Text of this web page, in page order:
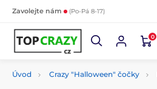
Zavolejte nám (Po-Pá 8-17)
0
Úvod Crazy "Halloween" čočky